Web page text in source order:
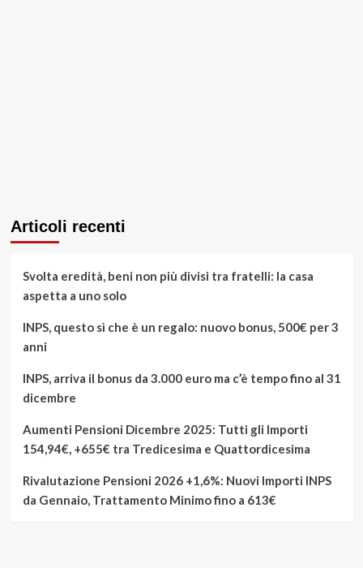
Articoli recenti
Svolta eredità, beni non più divisi tra fratelli: la casa
aspetta a uno solo
INPS, questo sì che è un regalo: nuovo bonus, 500€ per 3
anni
INPS, arriva il bonus da 3.000 euro ma c’è tempo fino al 31
dicembre
Aumenti Pensioni Dicembre 2025: Tutti gli Importi
154,94€, +655€ tra Tredicesima e Quattordicesima
Rivalutazione Pensioni 2026 +1,6%: Nuovi Importi INPS
da Gennaio, Trattamento Minimo fino a 613€